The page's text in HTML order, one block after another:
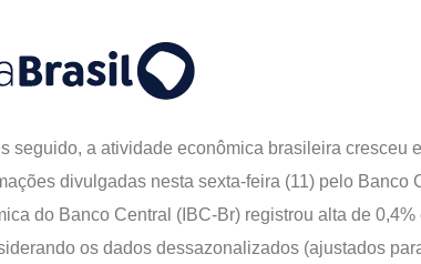
seguido, a atividade econômica brasileira cresceu
divulgadas nesta sexta-feira (11) pelo Banco
do Banco Central (IBC-Br) registrou alta de
os dados dessazonalizados (ajustados